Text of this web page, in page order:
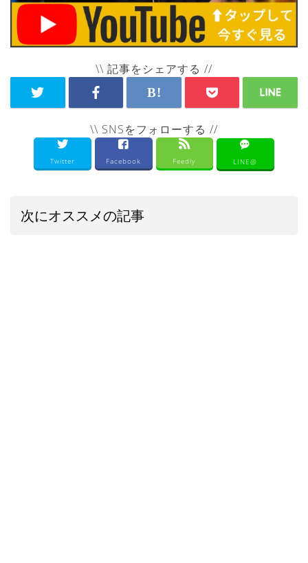
\\ 記事をシェアする //
\\ SNSをフォローする //
Twitter Facebook Feedly LINE@
次にオススメの記事